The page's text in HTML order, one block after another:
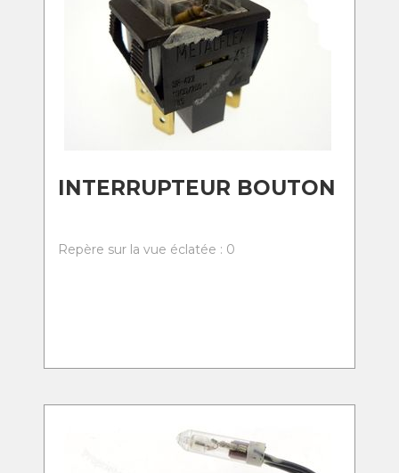
INTERRUPTEUR BOUTON
Repère sur la vue éclatée : 0